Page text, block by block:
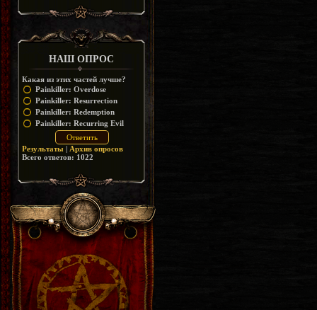
https://disk.yandex.ru/d/_zvZekuO5FTd3Q
НАШ ОПРОС
Какая из этих частей лучше?
Painkiller: Overdose
Painkiller: Resurrection
Painkiller: Redemption
Painkiller: Recurring Evil
Результаты | Архив опросов
Всего ответов: 1022